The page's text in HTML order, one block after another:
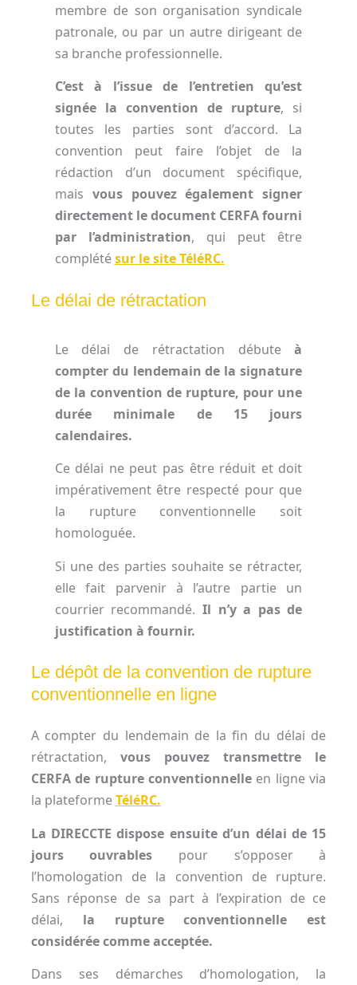
membre de son organisation syndicale
patronale, ou par un autre dirigeant de
sa branche professionnelle.
C’est à l’issue de l’entretien qu’est
signée la convention de rupture, si
toutes les parties sont d’accord. La
convention peut faire l’objet de la
rédaction d’un document spécifique,
mais vous pouvez également signer
directement le document CERFA fourni
par l’administration, qui peut être
complétésur le site TéléRC.
Le délai de rétractation
Le délai de rétractation débuteà
compter du lendemain de la signature
de la convention de rupture, pour une
durée minimale de 15 jours
calendaires.
Ce délai ne peut pas être réduit et doit
impérativement être respecté pour que
la rupture conventionnelle soit
homologuée.
Si une des parties souhaite se rétracter,
elle fait parvenir à l’autre partie un
courrier recommandé. Il n’y a pas de
justification à fournir.
Le dépôt de la convention de rupture
conventionnelle en ligne
A compter du lendemain de la fin du délai de
rétractation, vous pouvez transmettre le
CERFA de rupture conventionnelle en ligne via
la plateformeTéléRC.
La DIRECCTE dispose ensuite d’un délai de 15
jours ouvrables pour s’opposer à
l’homologation de la convention de rupture.
Sans réponse de sa part à l’expiration de ce
délai, la rupture conventionnelle est
considérée comme acceptée.
Dans ses démarches d’homologation, la